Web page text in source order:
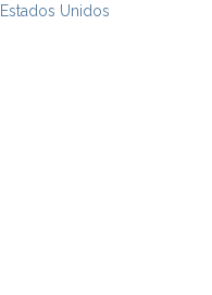
Estados Unidos